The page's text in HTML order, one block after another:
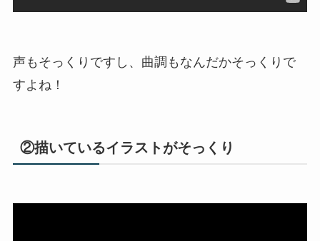
声もそっくりですし、曲調もなんだかそっくりで
すよね！
②描いているイラストがそっくり